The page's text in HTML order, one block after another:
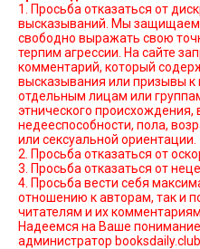
1. Просьба отказаться от
высказываний. Мы защищаем право наших читателей
свободно выражать свою
терпим агрессии. На сайте
комментарий, который
высказывания или призывы
отдельным лицам или
этнического происхождения,
недееспособности, пола,
или сексуальной ориентации.
2. Просьба отказаться от
3. Просьба отказаться от
4. Просьба вести себя
отношению к авторам, так и
читателям и их комментариям.
Надеемся на Ваше
администратор booksdaily.club